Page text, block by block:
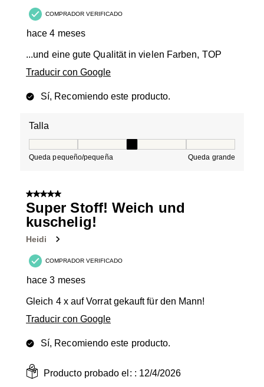
COMPRADOR VERIFICADO
hace 4 meses
...und eine gute Qualität in vielen Farben, TOP
Traducir con Google
Sí, Recomiendo este producto.
Talla
Queda pequeño/pequeña Queda grande
5 de 5 estrellas.
Super Stoff! Weich und
kuschelig!
Heidi
COMPRADOR VERIFICADO
hace 3 meses
Gleich 4 x auf Vorrat gekauft für den Mann!
Traducir con Google
Sí, Recomiendo este producto.
Producto probado el: : 12/4/2026